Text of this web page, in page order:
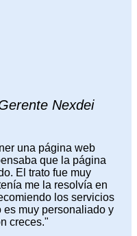
Nexdei
una página web
que la página
El trato fue muy
me la resolvía en
los servicios
muy personaliado y
creces."